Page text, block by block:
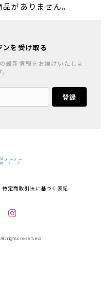
がありません。
を受け取る
最新情報をお届けいたしま
登録
特定商取引法に基づく表記
rights reserved.